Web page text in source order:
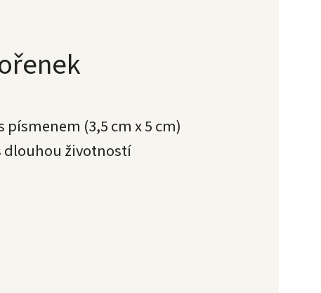
písmenem (3,5 cm x 5 cm)
dlouhou životností